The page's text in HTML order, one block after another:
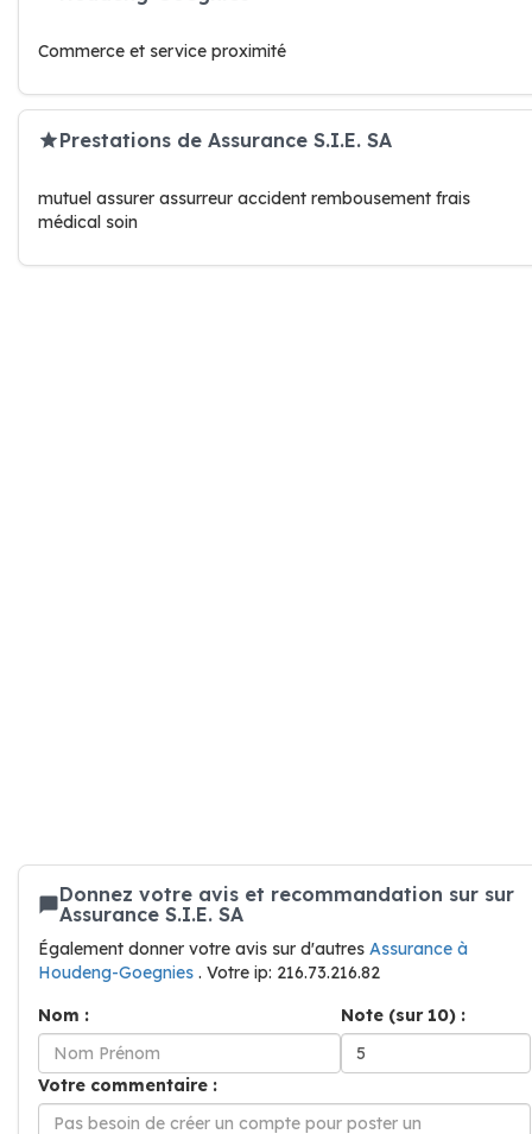
Commerce et service proximité
Prestations de Assurance S.I.E. SA
mutuel assurer assurreur accident rembousement frais
médical soin
Donnez votre avis et recommandation sur sur
Assurance S.I.E. SA
Également donner votre avis sur d'autres Assurance à
Houdeng-Goegnies . Votre ip: 216.73.216.82
Nom :
Note (sur 10) :
Votre commentaire :